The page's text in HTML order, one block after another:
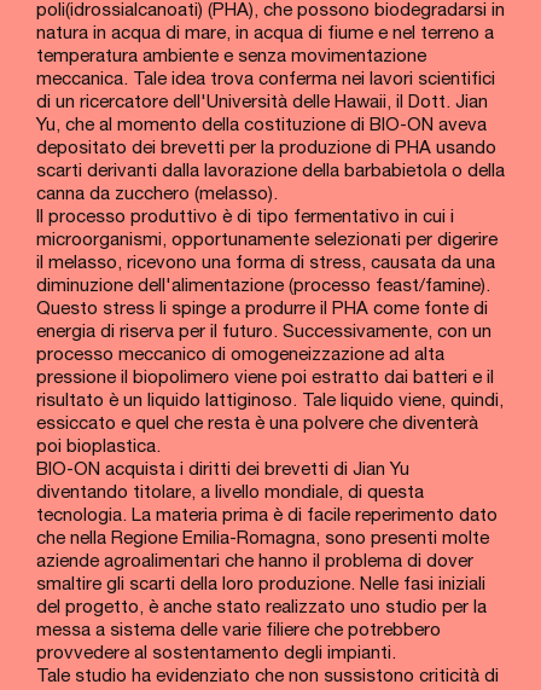
poli(idrossialcanoati) (PHA), che possono biodegradarsi in
natura in acqua di mare, in acqua di fiume e nel terreno a
temperatura ambiente e senza movimentazione
meccanica. Tale idea trova conferma nei lavori scientifici
di un ricercatore dell'Università delle Hawaii, il Dott. Jian
Yu, che al momento della costituzione di BIO-ON aveva
depositato dei brevetti per la produzione di PHA usando
scarti derivanti dalla lavorazione della barbabietola o della
canna da zucchero (melasso).
Il processo produttivo è di tipo fermentativo in cui i
microorganismi, opportunamente selezionati per digerire
il melasso, ricevono una forma di stress, causata da una
diminuzione dell'alimentazione (processo feast/famine).
Questo stress li spinge a produrre il PHA come fonte di
energia di riserva per il futuro. Successivamente, con un
processo meccanico di omogeneizzazione ad alta
pressione il biopolimero viene poi estratto dai batteri e il
risultato è un liquido lattiginoso. Tale liquido viene, quindi,
essiccato e quel che resta è una polvere che diventerà
poi bioplastica.
BIO-ON acquista i diritti dei brevetti di Jian Yu
diventando titolare, a livello mondiale, di questa
tecnologia. La materia prima è di facile reperimento dato
che nella Regione Emilia-Romagna, sono presenti molte
aziende agroalimentari che hanno il problema di dover
smaltire gli scarti della loro produzione. Nelle fasi iniziali
del progetto, è anche stato realizzato uno studio per la
messa a sistema delle varie filiere che potrebbero
provvedere al sostentamento degli impianti.
Tale studio ha evidenziato che non sussistono criticità di